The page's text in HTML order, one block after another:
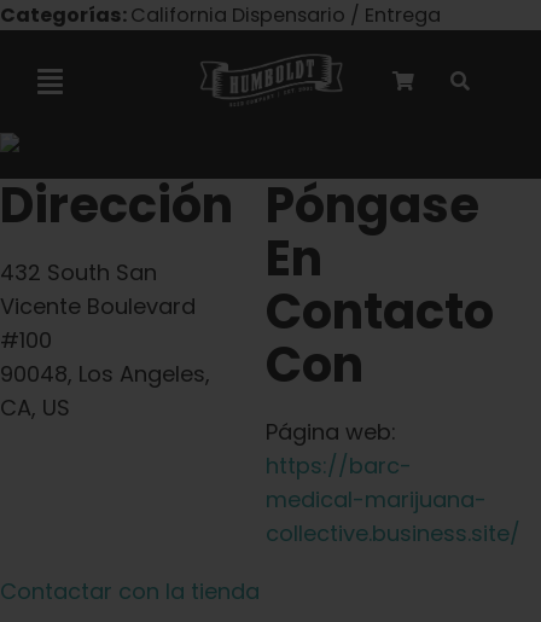
Ir
contenido
Categorías:California Dispensario / Entrega
Alternar
Colaboración con Marley
Semillas Autoflower
Semillas triploides
Dirección
432 South San
Vicente Boulevard
#100
90048, Los Angeles,
CA, US
Póngase
En
Contacto
Con
Página web:
https://barc-
medical-marijuana-
collective.business.site/
Contactar con la tienda